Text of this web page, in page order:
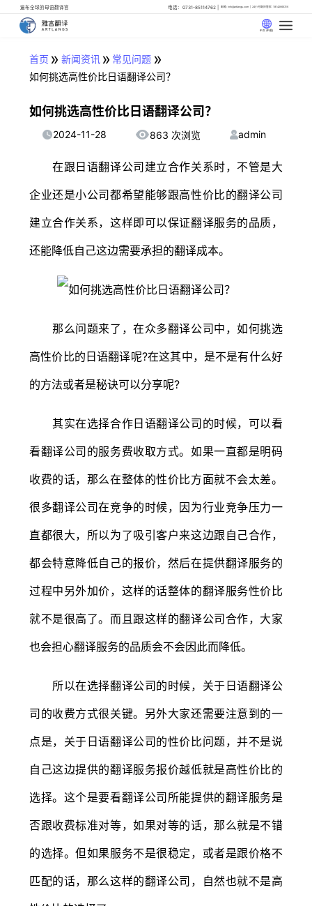
遍布全球的母语翻译官 电话：0731-85114762 邮箱: info@artlangs.com 24小时翻译管家: 18142666316
中文 (中国)
首页 » 新闻资讯» 常见问题 »
如何挑选高性价比日语翻译公司？
如何挑选高性价比日语翻译公司？
2024-11-28 863 次浏览 admin
在跟日语翻译公司建立合作关系时，不管是大
企业还是小公司都希望能够跟高性价比的翻译公司
建立合作关系，这样即可以保证翻译服务的品质，
还能降低自己这边需要承担的翻译成本。
那么问题来了，在众多翻译公司中，如何挑选
高性价比的日语翻译呢?在这其中，是不是有什么好
的方法或者是秘诀可以分享呢?
其实在选择合作日语翻译公司的时候，可以看
看翻译公司的服务费收取方式。如果一直都是明码
收费的话，那么在整体的性价比方面就不会太差。
很多翻译公司在竞争的时候，因为行业竞争压力一
直都很大，所以为了吸引客户来这边跟自己合作，
都会特意降低自己的报价，然后在提供翻译服务的
过程中另外加价，这样的话整体的翻译服务性价比
就不是很高了。而且跟这样的翻译公司合作，大家
也会担心翻译服务的品质会不会因此而降低。
所以在选择翻译公司的时候，关于日语翻译公
司的收费方式很关键。另外大家还需要注意到的一
点是，关于日语翻译公司的性价比问题，并不是说
自己这边提供的翻译服务报价越低就是高性价比的
选择。这个是要看翻译公司所能提供的翻译服务是
否跟收费标准对等，如果对等的话，那么就是不错
的选择。但如果服务不是很稳定，或者是跟价格不
匹配的话，那么这样的翻译公司，自然也就不是高